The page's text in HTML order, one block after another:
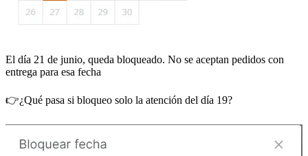
El día 21 de junio, queda bloqueado. No se aceptan pedidos con
entrega para esa fecha
👉¿Qué pasa si bloqueo solo la atención del día 19?